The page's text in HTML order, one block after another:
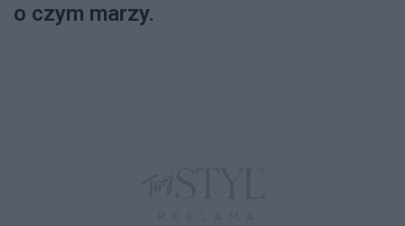
o czym marzy.